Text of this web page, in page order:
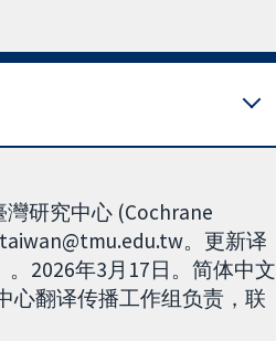
研究中心 (Cochrane
。更新译
2026年3月17日。简体中文
心翻译传播工作组负责，联